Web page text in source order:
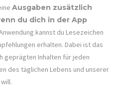
Ausgaben zusätzlich
du dich in der App
kannst du Lesezeichen
erhalten. Dabei ist das
geprägten Inhalten für jeden
des täglichen Lebens und unserer